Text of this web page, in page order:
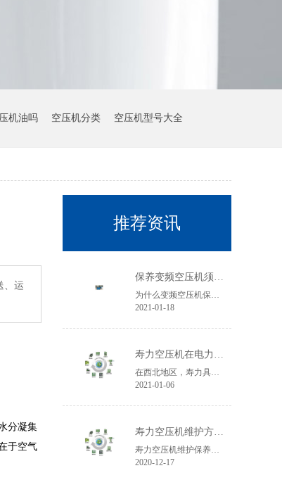
机油吗 空压机分类 空压机型号大全
、运
分凝集
于空气
推荐资讯
保养变频空压机须知以下几点
为什么变频空压机保养要贵许多？本文以简略易懂的办法叙说，希望对我们有所帮助！
2021-01-18
寿力空压机在电力领域的应用
在西北地区，寿力具有数百台空压机。为30余家电力范畴相关客户供给成熟产品，在保证西北地区冬季供电安稳上贡献了自己的力气。
2021-01-06
寿力空压机维护方法与注意事项
寿力空压机维护保养方法与注意事项，我是寿力空压机售后技术人员，从事空压机行业也有几年的时刻了，寿力空压机保养分有小保养与大保养，涉及到的工序部件也有分深浅，下面我给我们共享我们一般比较有用的寿力空压机保养进程方法与注意事项。
2020-12-17